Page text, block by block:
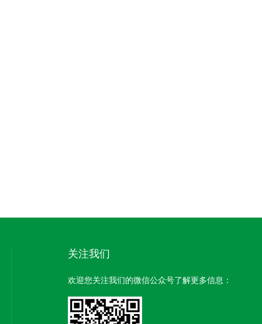
关注我们
欢迎您关注我们的微信公众号了解更多信息：